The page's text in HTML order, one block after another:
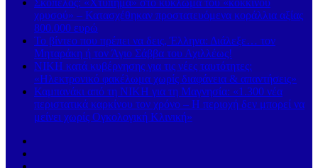
χρυσού» – Κατασχέθηκαν προστατευόμενα κοράλλια αξίας
800.000 ευρώ
Το βίντεο που πρέπει να δεις, Έλληνα: Διάλεξε… τον
Μηταράκη ή τον Άγιο Σάββα του Αχιλλέως!
ΝΙΚΗ κατά κυβέρνησης για τις νέες ταυτότητες:
«Ηλεκτρονικό φακέλωμα χωρίς διαφάνεια & απαντήσεις»
Καμπανάκι από τη ΝΙΚΗ για τη Μαγνησία: «1.300 νέα
περιστατικά καρκίνου τον χρόνο – Η περιοχή δεν μπορεί να
μείνει χωρίς Ογκολογική Κλινική»